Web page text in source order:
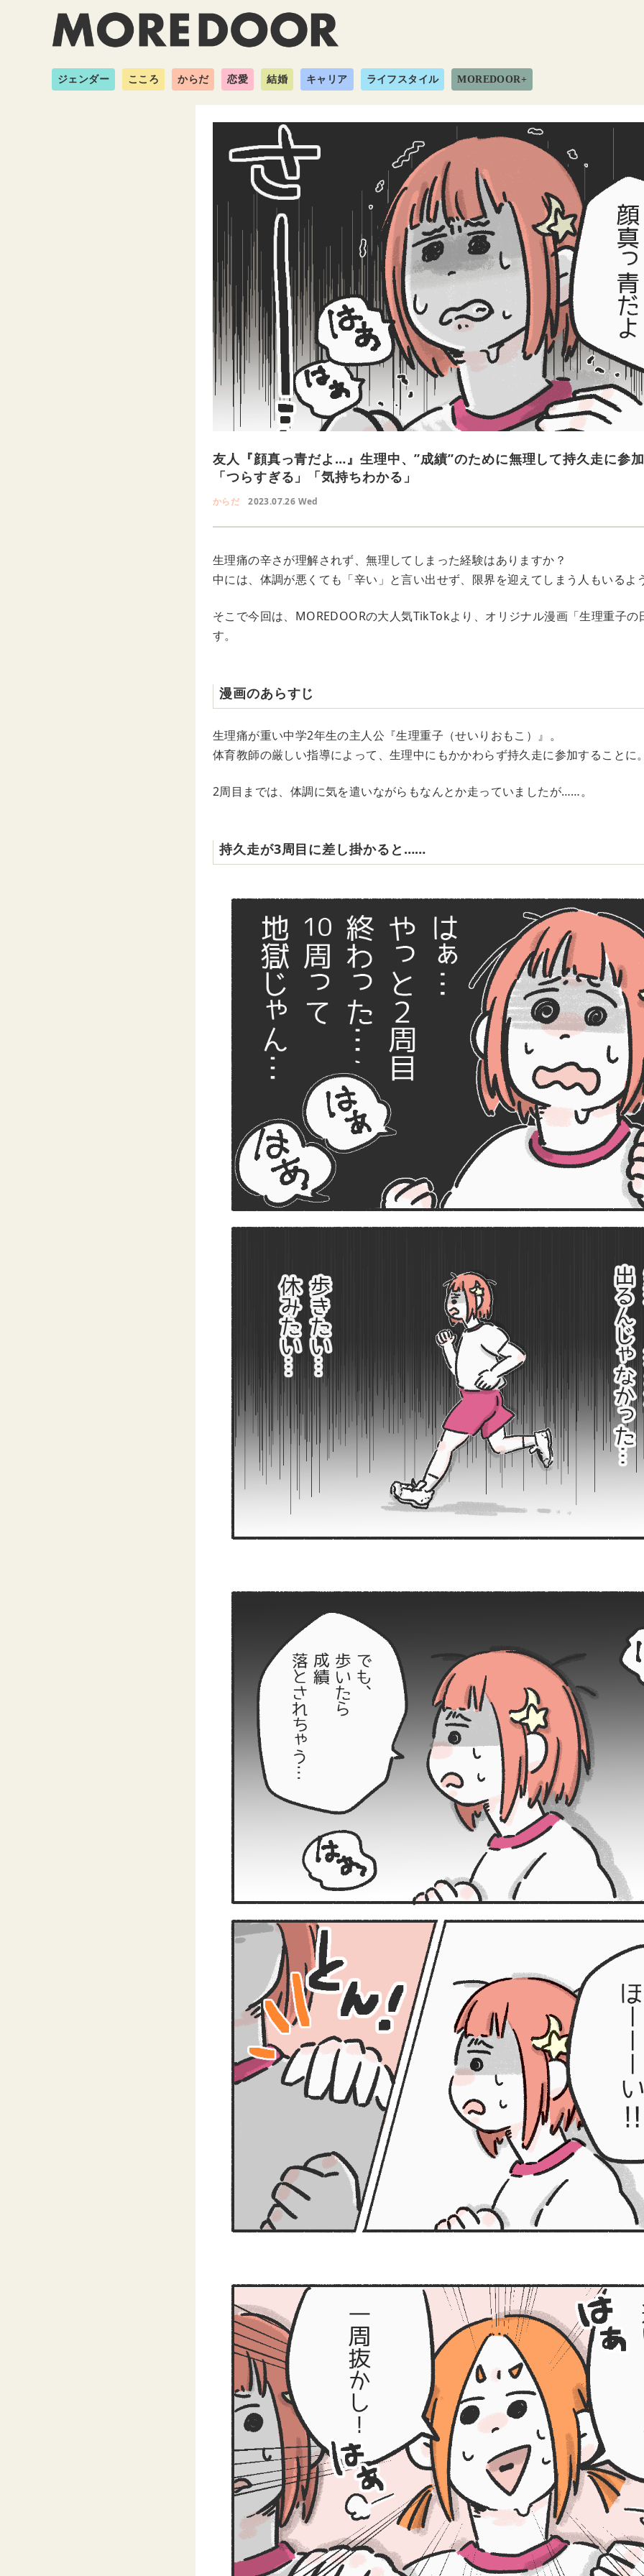
ジェンダー こころ からだ 恋愛 結婚 キャリア ライフスタイル MOREDOOR+
友人『顔真っ青だよ…』生理中、”成績”のために無理して持久走に参
「つらすぎる」「気持ちわかる」
からだ 2023.07.26 Wed
生理痛の辛さが理解されず、無理してしまった経験はありますか？
中には、体調が悪くても「辛い」と言い出せず、限界を迎えてしまう人もいる
そこで今回は、MOREDOORの大人気TikTokより、オリジナル漫画「生理重子の
す。
漫画のあらすじ
生理痛が重い中学2年生の主人公『生理重子（せいりおもこ）』。
体育教師の厳しい指導によって、生理中にもかかわらず持久走に参加することに
2周目までは、体調に気を遣いながらもなんとか走っていましたが……。
持久走が3周目に差し掛かると……